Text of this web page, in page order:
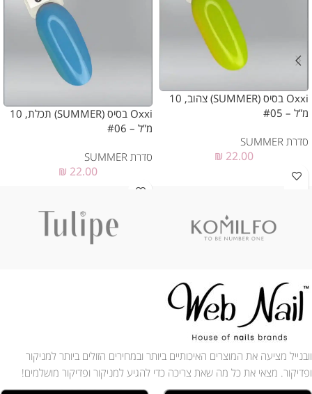
Oxxi בסיס (SUMMER) צהוב, 10
מ”ל – #05
סדרת SUMMER
₪ 22.00
Oxxi בסיס (SUMMER) תכלת, 10
מ”ל – #06
סדרת SUMMER
₪ 22.00
וובנייל מציעה את המוצרים האיכותיים ביותר ובמחירים הזולים ביותר למניקור
ופדיקור. מצאי את כל מה שאת צריכה כדי להגיע למניקור ופדיקור מושלמים!